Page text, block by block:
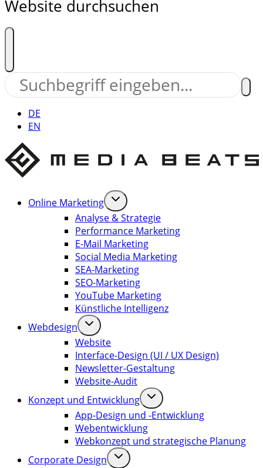
Website durchsuchen
DE
EN
Online Marketing
Analyse & Strategie
Performance Marketing
E-Mail Marketing
Social Media Marketing
SEA-Marketing
SEO-Marketing
YouTube Marketing
Künstliche Intelligenz
Webdesign
Website
Interface-Design (UI / UX Design)
Newsletter-Gestaltung
Website-Audit
Konzept und Entwicklung
App-Design und -Entwicklung
Webentwicklung
Webkonzept und strategische Planung
Corporate Design